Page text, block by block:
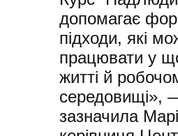
допомагає
підходи, які
працювати у
житті й
середовищі»,
зазначила